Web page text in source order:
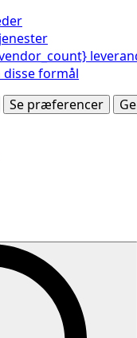
formål
Se præferencer